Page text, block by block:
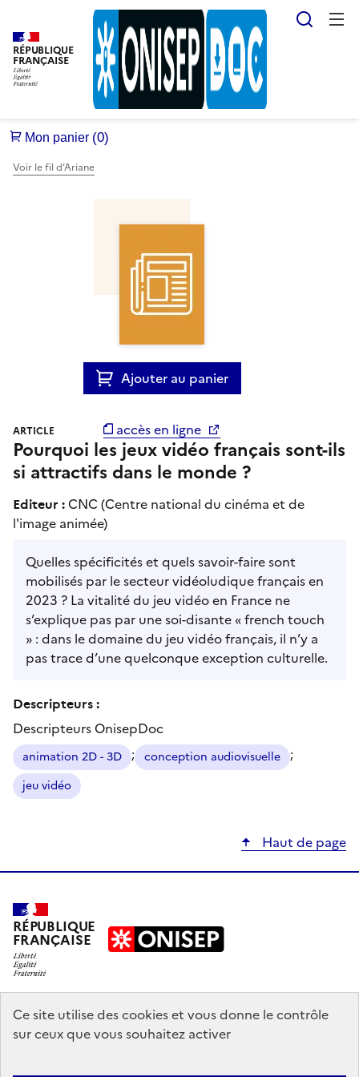
Ce site utilise des cookies et vous donne le contrôle
sur ceux que vous souhaitez activer
RÉPUBLIQUE
FRANÇAISE
Voir le fil d’Ariane
Ajouter au panier
accès en ligne
ARTICLE
Pourquoi les jeux vidéo français sont-ils
si attractifs dans le monde ?
Editeur : CNC (Centre national du cinéma et de
l'image animée)
Quelles spécificités et quels savoir-faire sont
mobilisés par le secteur vidéoludique français en
2023 ? La vitalité du jeu vidéo en France ne
s’explique pas par une soi-disante « french touch
» : dans le domaine du jeu vidéo français, il n’y a
pas trace d’une quelconque exception culturelle.
Descripteurs :
Descripteurs OnisepDoc
animation 2D - 3D ; conception audiovisuelle ;
jeu vidéo
Haut de page
RÉPUBLIQUE
FRANÇAISE
education.gouv.fr
enseignementsup-recherche.gouv.fr